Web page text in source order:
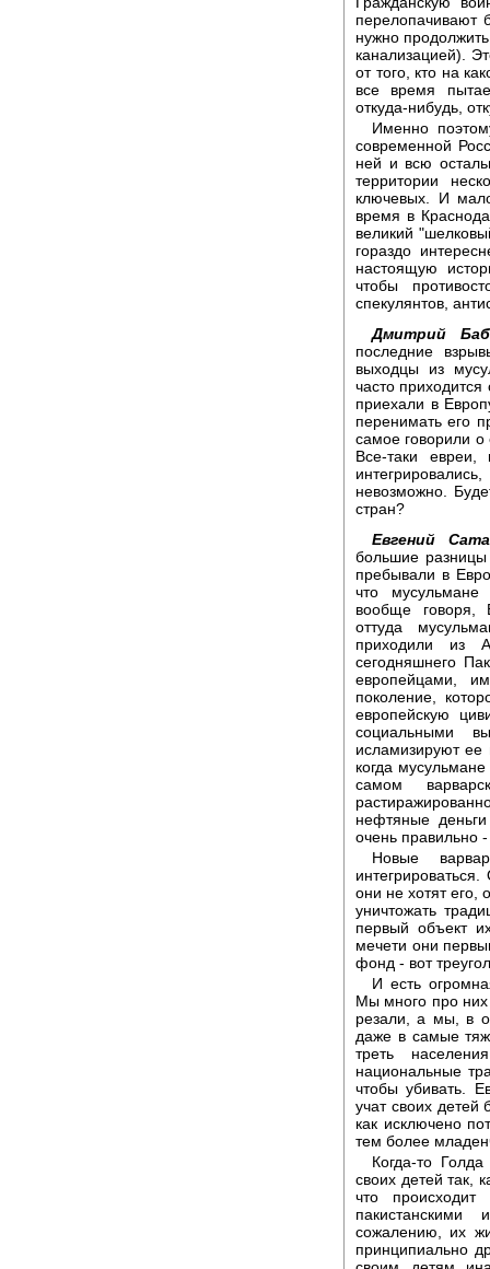
перелопачивают
нужно
канализацией).
от того, кто на
все время
откуда-нибудь,
Именно
современной
ней и всю
территории
ключевых. И
время в
великий
гораздо
настоящую
чтобы
спекулянтов,
Дмитрий
последние
выходцы из
часто
приехали в
перенимать его
самое говорили
Все-таки
невозможно.
стран?
Евгений
большие разницы
пребывали в
что мусульмане
вообще говоря,
оттуда
приходили из
сегодняшнего
европейцами,
поколение,
европейскую
социальными
исламизируют ее
когда
самом
нефтяные
очень правильно
Новые
они не хотят его,
уничтожать
первый объект
мечети они
фонд - вот
И есть
Мы много про них
резали, а мы, в
даже в самые
треть
национальные
чтобы убивать.
учат своих детей
как исключено
тем более
Когда-то
своих детей так,
что
сожалению, их
принципиально